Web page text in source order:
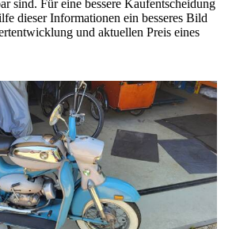
sind. Für eine bessere Kaufentscheidung
dieser Informationen ein besseres Bild
und aktuellen Preis eines